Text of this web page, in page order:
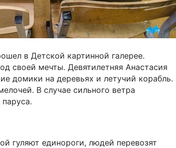
в Детской картинной галерее.
своей мечты. Девятилетняя Анастасия
домики на деревьях и летучий корабль.
В случае сильного ветра
гуляют единороги, людей перевозят